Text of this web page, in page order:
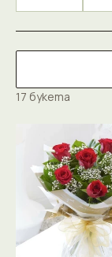
17 букета